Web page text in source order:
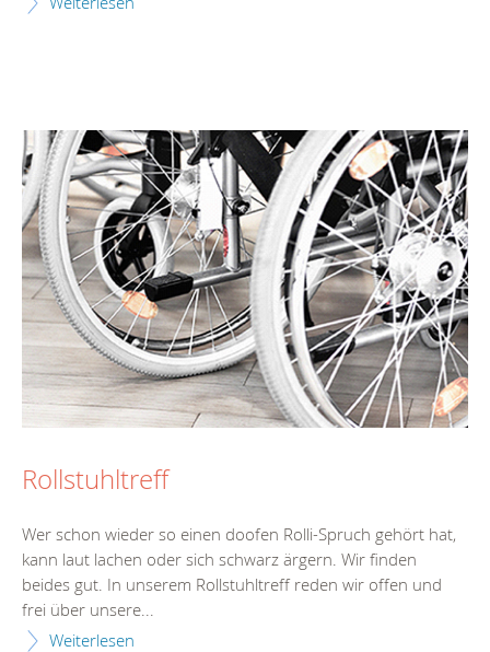
Rollstuhltreff
Wer schon wieder so einen doofen Rolli-Spruch gehört hat,
kann laut lachen oder sich schwarz ärgern. Wir finden
beides gut. In unserem Rollstuhltreff reden wir offen und
frei über unsere...
Weiterlesen